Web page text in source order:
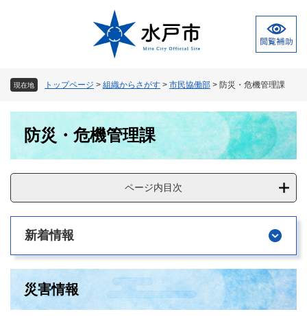
現在地 トップページ > 組織からさがす > 市民協働部 > 防災・危機管理課
防災・危機管理課
ページ内目次
新着情報
災害情報